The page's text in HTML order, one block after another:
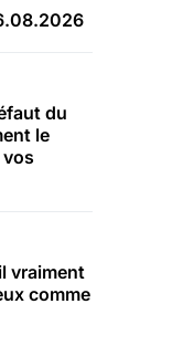
du
le
vos
vraiment
comme